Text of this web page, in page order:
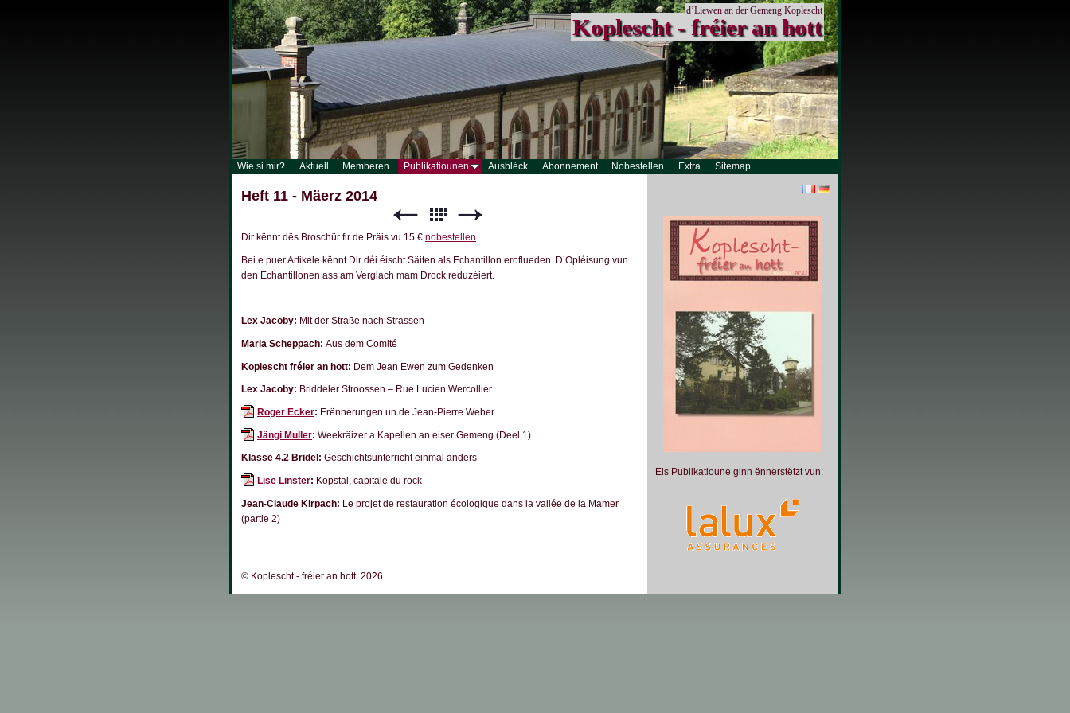
Koplescht - fréier an hott
d’Liewen an der Gemeng Koplescht
Wie si mir? Aktuell Memberen Publikatiounen Ausbléck Abonnement Nobestellen Extra Sitemap
Eis Publikatioune ginn ënnerstëtzt vun:
Heft 11 - Mäerz 2014
Dir kënnt dës Broschür fir de Präis vu 15 € nobestellen.
Bei e puer Artikele kënnt Dir déi éischt Säiten als Echantillon eroflueden. D’Opléisung vun
den Echantillonen ass am Verglach mam Drock reduzéiert.
Lex Jacoby: Mit der Straße nach Strassen
Maria Scheppach: Aus dem Comité
Koplescht fréier an hott: Dem Jean Ewen zum Gedenken
Lex Jacoby: Briddeler Stroossen – Rue Lucien Wercollier
Roger Ecker: Erënnerungen un de Jean-Pierre Weber
Jängi Muller: Weekräizer a Kapellen an eiser Gemeng (Deel 1)
Klasse 4.2 Bridel: Geschichtsunterricht einmal anders
Lise Linster: Kopstal, capitale du rock
Jean-Claude Kirpach: Le projet de restauration écologique dans la vallée de la Mamer
(partie 2)
© Koplescht - fréier an hott, 2026